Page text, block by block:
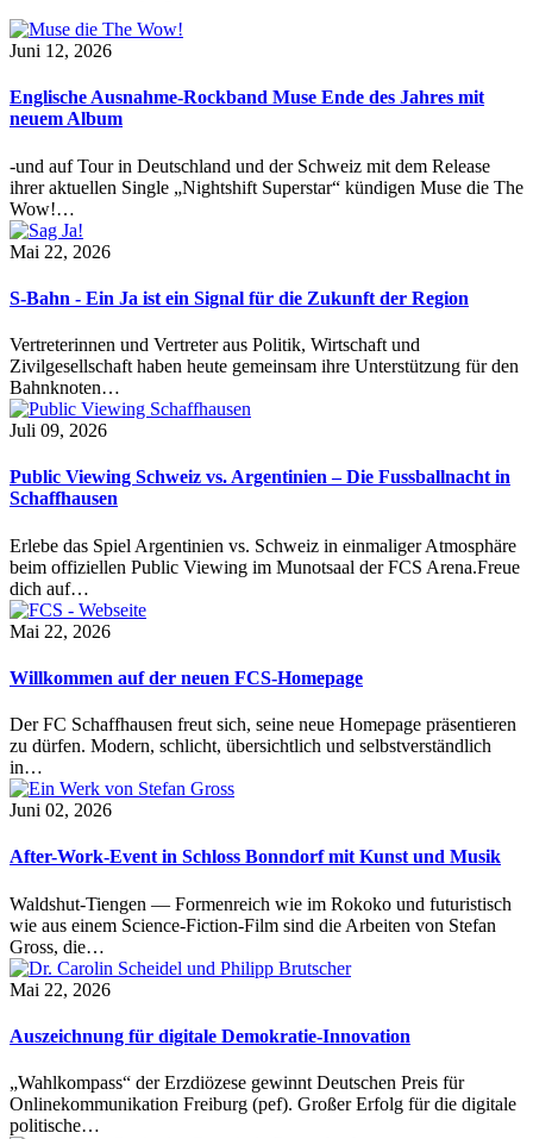
Juni 12, 2026
Englische Ausnahme-Rockband Muse Ende des Jahres mit
neuem Album
-und auf Tour in Deutschland und der Schweiz mit dem Release
ihrer aktuellen Single „Nightshift Superstar“ kündigen Muse die The
Wow!…
Mai 22, 2026
S-Bahn - Ein Ja ist ein Signal für die Zukunft der Region
Vertreterinnen und Vertreter aus Politik, Wirtschaft und
Zivilgesellschaft haben heute gemeinsam ihre Unterstützung für den
Bahnknoten…
Juli 09, 2026
Public Viewing Schweiz vs. Argentinien – Die Fussballnacht in
Schaffhausen
Erlebe das Spiel Argentinien vs. Schweiz in einmaliger Atmosphäre
beim offiziellen Public Viewing im Munotsaal der FCS Arena.Freue
dich auf…
Mai 22, 2026
Willkommen auf der neuen FCS-Homepage
Der FC Schaffhausen freut sich, seine neue Homepage präsentieren
zu dürfen. Modern, schlicht, übersichtlich und selbstverständlich
in…
Juni 02, 2026
After-Work-Event in Schloss Bonndorf mit Kunst und Musik
Waldshut-Tiengen — Formenreich wie im Rokoko und futuristisch
wie aus einem Science-Fiction-Film sind die Arbeiten von Stefan
Gross, die…
Mai 22, 2026
Auszeichnung für digitale Demokratie-Innovation
„Wahlkompass“ der Erzdiözese gewinnt Deutschen Preis für
Onlinekommunikation Freiburg (pef). Großer Erfolg für die digitale
politische…